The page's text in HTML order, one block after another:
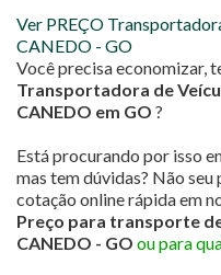
Ver PREÇO
CANEDO - GO
Você precisa economizar,
Transportadora de
CANEDO em GO ?
Está procurando por isso
mas tem dúvidas? Não
cotação online rápida em
Preço para transporte
CANEDO - GO ou para